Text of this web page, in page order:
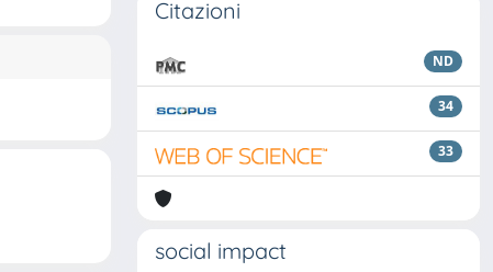
Citazioni
ND
34
33
social impact